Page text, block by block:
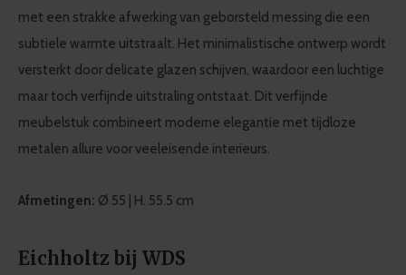
met een strakke afwerking van geborsteld messing die een
subtiele warmte uitstraalt. Het minimalistische ontwerp wordt
versterkt door delicate glazen schijven, waardoor een luchtige
maar toch verfijnde uitstraling ontstaat. Dit verfijnde
meubelstuk combineert moderne elegantie met tijdloze
metalen allure voor veeleisende interieurs.
Afmetingen: Ø 55 | H. 55.5 cm
Eichholtz bij WDS